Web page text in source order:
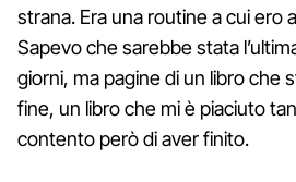
strana. Era una routine a cui ero
Sapevo che sarebbe stata
giorni, ma pagine di un libro che
fine, un libro che mi è piaciuto
contento però di aver finito.